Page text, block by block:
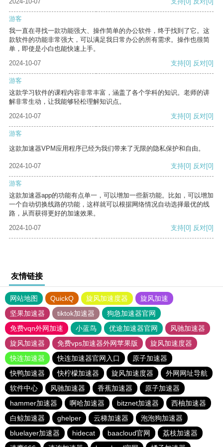
游客
我一直在寻找一款功能强大、操作简单的办公软件，终于找到了它。这
款软件的功能非常强大，可以满足我日常办公的所有需求。操作也很简
单，即使是小白也能快速上手。
2024-10-07
支持[0] 反对[0]
游客
这款学习软件的课程内容非常丰富，涵盖了各个学科的知识。老师的讲
解非常生动，让我能够轻松理解知识点。
2024-10-07
支持[0] 反对[0]
游客
这款加速器VPM应用程序已经为我们带来了无限的隐私保护和自由。
2024-10-07 支持[0] 反对[0]
游客
这款加速器app的功能有点单一，可以增加一些新功能。比如，可以增加
一个自动切换线路的功能，这样就可以根据网络情况自动选择最优的线
路，从而获得更好的加速效果。
2024-10-07
支持[0] 反对[0]
友情链接
网站地图 QuickQ 旋风加速度器
旋风加速
坚果加速器
tiktok加速器
狗急加速器官网
免费vqn外网加速
小蓝鸟 优途加速器官网
风驰加速器
旋风加速器
免费vps加速器外网苹果版
旋风加速度器
快连加速器
快连加速器官网入口
原子加速器
快鸭加速器
快柠檬加速器 旋风加速度器
外网网址导航
软件中心
风驰加速器 香蕉加速器
原子加速器
hammer加速器
啊哈加速器 bitznet加速器
西柚加速器
白鲸加速器
ghelper 云梯加速器
泡泡狗加速器
bluelayer加速器
hidecat baacloud官网
荔枝加速器